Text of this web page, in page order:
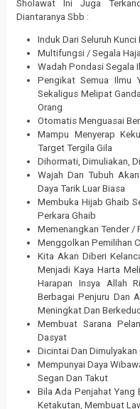
Sholawat Ini Juga
Diantaranya Sbb :
Induk Dari Seluruh
Multifungsi / Segala
Wadah Pondasi Segala
Pengikat Semua Ilmu
Sekaligus Melipat
Orang
Otomatis Menguasai
Mampu Menyerap
Target Tergila Gila
Dihormati, Dimuliakan,
Wajah Dan Tubuh
Daya Tarik Luar Biasa
Membuka Hijab Ghaib
Perkara Ghaib
Memenangkan Tender /
Menggolkan Pemilihan
Kita Akan Diberi
Menjadi Kaya Harta
Harapan Insya Allah
Berbagai Penjuru Dan
Meningkat Dan
Membuat Sarana
Dasyat
Dicintai Dan Dimulyakan
Mempunyai Daya
Segan Dan Takut
Bila Ada Penjahat Yang
Ketakutan, Membuat